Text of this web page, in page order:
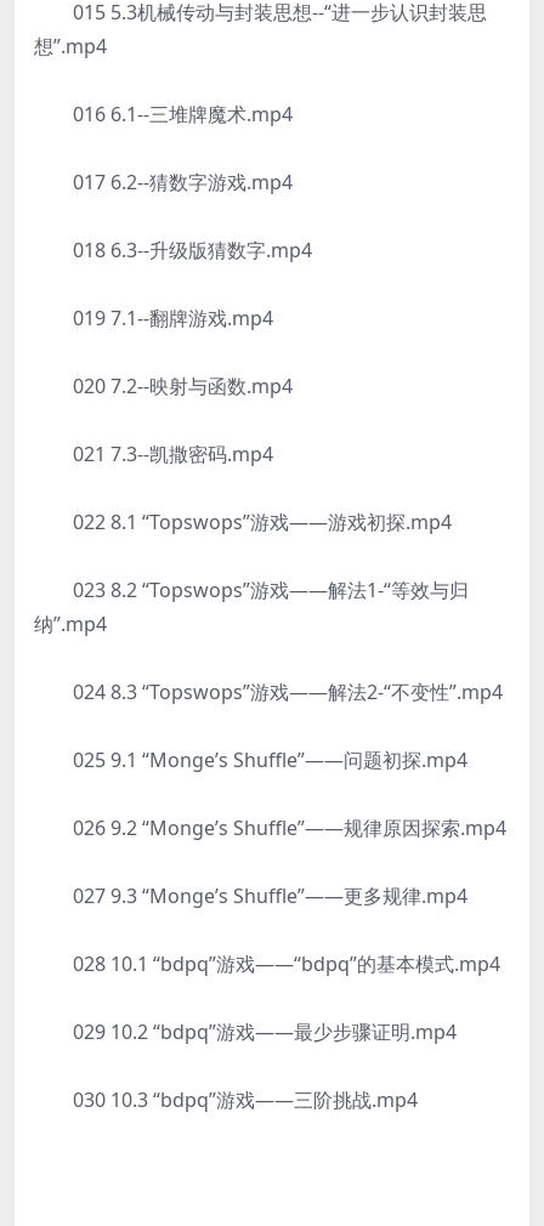
015 5.3机械传动与封装思想--“进一步认识封装思
想”.mp4
016 6.1--三堆牌魔术.mp4
017 6.2--猜数字游戏.mp4
018 6.3--升级版猜数字.mp4
019 7.1--翻牌游戏.mp4
020 7.2--映射与函数.mp4
021 7.3--凯撒密码.mp4
022 8.1 “Topswops”游戏——游戏初探.mp4
023 8.2 “Topswops”游戏——解法1-“等效与归
纳”.mp4
024 8.3 “Topswops”游戏——解法2-“不变性”.mp4
025 9.1 “Monge’s Shuffle”——问题初探.mp4
026 9.2 “Monge’s Shuffle”——规律原因探索.mp4
027 9.3 “Monge’s Shuffle”——更多规律.mp4
028 10.1 “bdpq”游戏——“bdpq”的基本模式.mp4
029 10.2 “bdpq”游戏——最少步骤证明.mp4
030 10.3 “bdpq”游戏——三阶挑战.mp4